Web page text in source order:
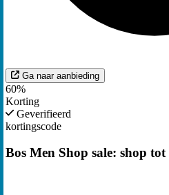
Ga naar aanbieding
60%
Korting
Geverifieerd
kortingscode
Bos Men Shop sale: shop tot